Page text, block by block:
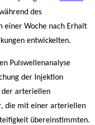
des
einer Woche nach Erhalt
entwickelten.
Pulswellenanalyse
der Injektion
der arteriellen
die mit einer arteriellen
übereinstimmten.